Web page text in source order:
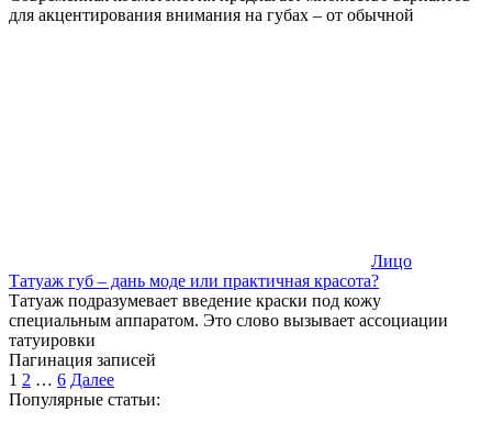
для акцентирования внимания на губах – от обычной
Лицо
Татуаж губ – дань моде или практичная красота?
Татуаж подразумевает введение краски под кожу
специальным аппаратом. Это слово вызывает ассоциации
татуировки
Пагинация записей
1 2 … 6 Далее
Популярные статьи: